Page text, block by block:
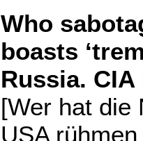
Who
boasts
Russia. CIA
[Wer hat die
USA